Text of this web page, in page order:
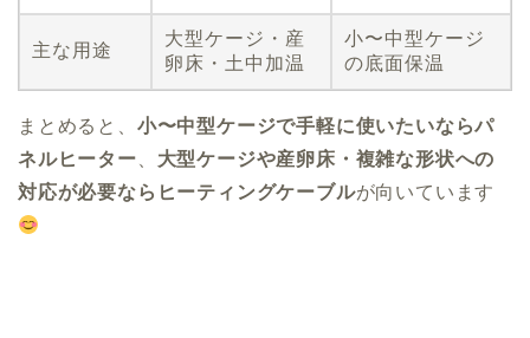
主な用途
大型ケージ・産
卵床・土中加温
小〜中型ケージ
の底面保温
まとめると、 小〜中型ケージで手軽に使いたいならパ
ネルヒーター
大型ケージや産卵床・複雑な形状への
対応が必要ならヒーティングケーブルが向いています